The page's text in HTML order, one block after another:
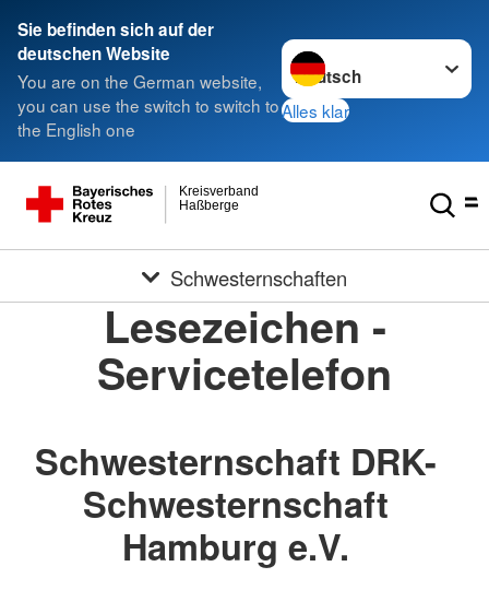
Sie befinden sich auf der
deutschen Website
You are on the German website,
you can use the switch to switch to
the English one
Sprache wechseln zu
Alles klar
Haßberge
Kreisverband
Schwesternschaften
Lesezeichen -
Servicetelefon
Schwesternschaft DRK-
Schwesternschaft
Hamburg e.V.